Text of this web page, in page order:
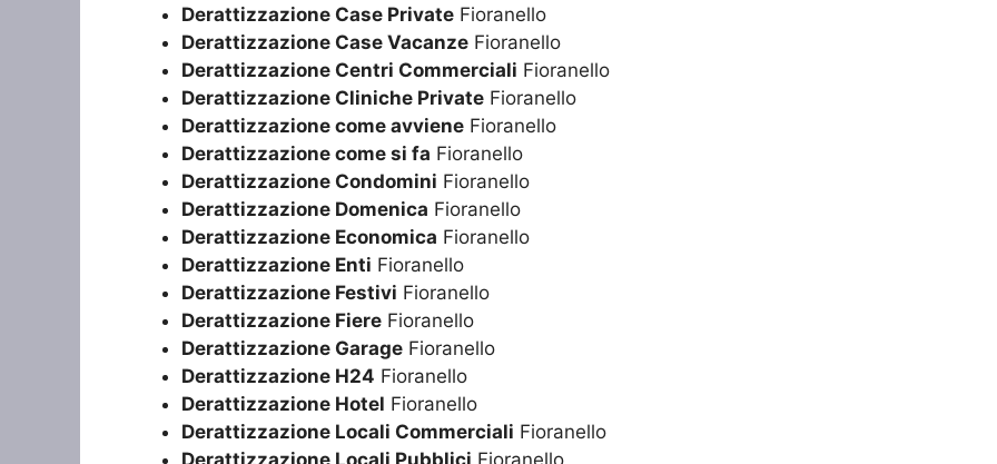
Derattizzazione Case Private Fioranello
Derattizzazione Case Vacanze Fioranello
Derattizzazione Centri Commerciali Fioranello
Derattizzazione Cliniche Private Fioranello
Derattizzazione come avviene Fioranello
Derattizzazione come si fa Fioranello
Derattizzazione Condomini Fioranello
Derattizzazione Domenica Fioranello
Derattizzazione Economica Fioranello
Derattizzazione Enti Fioranello
Derattizzazione Festivi Fioranello
Derattizzazione Fiere Fioranello
Derattizzazione Garage Fioranello
Derattizzazione H24 Fioranello
Derattizzazione Hotel Fioranello
Derattizzazione Locali Commerciali Fioranello